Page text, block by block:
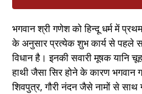
भगवान श्री गणेश को हिन्दू धर्म में
के अनुसार प्रत्येक शुभ कार्य से पहले
विधान है। इनकी सवारी मूषक यानि
हाथी जैसा सिर होने के कारण भगवान
शिवपुत्र, गौरी नंदन जैसे नामों से